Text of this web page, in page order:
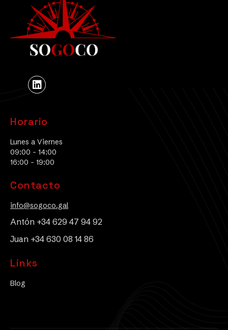

Horario
Lunes a Viernes
09:00 - 14:00
16:00 - 19:00
Contacto
info@sogoco.gal
Antón +34 629 47 94 92
Juan +34 630 08 14 86
Links
Blog